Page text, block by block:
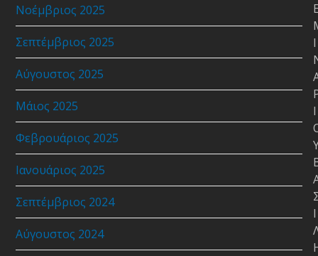
Νοέμβριος 2025
Σεπτέμβριος 2025
Αύγουστος 2025
Μάιος 2025
Φεβρουάριος 2025
Ιανουάριος 2025
Σεπτέμβριος 2024
Αύγουστος 2024
Ι
Ι
Ι